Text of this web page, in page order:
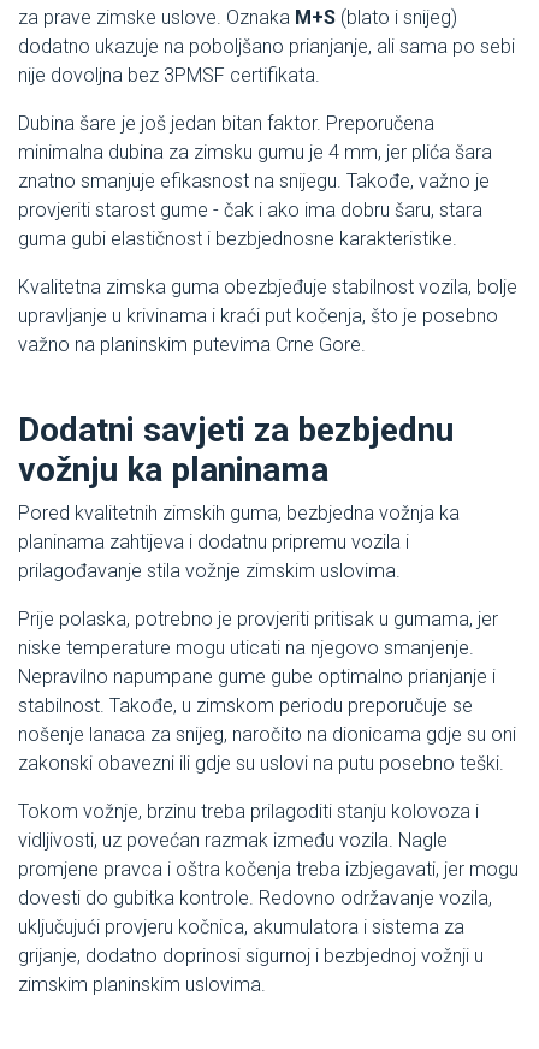
za prave zimske uslove. Oznaka M+S (blato i snijeg)
dodatno ukazuje na poboljšano prianjanje, ali sama po sebi
nije dovoljna bez 3PMSF certifikata.
Dubina šare je još jedan bitan faktor. Preporučena
minimalna dubina za zimsku gumu je 4 mm, jer plića šara
znatno smanjuje efikasnost na snijegu. Takođe, važno je
provjeriti starost gume - čak i ako ima dobru šaru, stara
guma gubi elastičnost i bezbjednosne karakteristike.
Kvalitetna zimska guma obezbjeđuje stabilnost vozila, bolje
upravljanje u krivinama i kraći put kočenja, što je posebno
važno na planinskim putevima Crne Gore.
Dodatni savjeti za bezbjednu
vožnju ka planinama
Pored kvalitetnih zimskih guma, bezbjedna vožnja ka
planinama zahtijeva i dodatnu pripremu vozila i
prilagođavanje stila vožnje zimskim uslovima.
Prije polaska, potrebno je provjeriti pritisak u gumama, jer
niske temperature mogu uticati na njegovo smanjenje.
Nepravilno napumpane gume gube optimalno prianjanje i
stabilnost. Takođe, u zimskom periodu preporučuje se
nošenje lanaca za snijeg, naročito na dionicama gdje su oni
zakonski obavezni ili gdje su uslovi na putu posebno teški.
Tokom vožnje, brzinu treba prilagoditi stanju kolovoza i
vidljivosti, uz povećan razmak između vozila. Nagle
promjene pravca i oštra kočenja treba izbjegavati, jer mogu
dovesti do gubitka kontrole. Redovno održavanje vozila,
uključujući provjeru kočnica, akumulatora i sistema za
grijanje, dodatno doprinosi sigurnoj i bezbjednoj vožnji u
zimskim planinskim uslovima.